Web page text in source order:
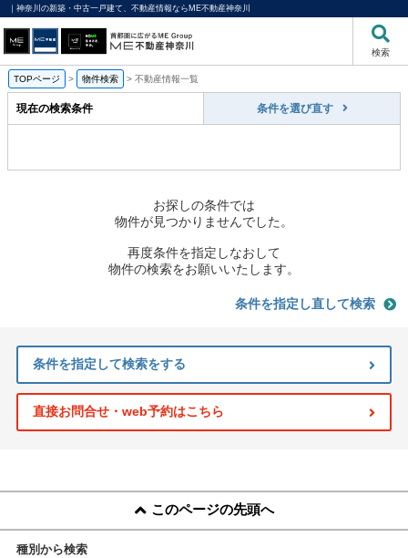
｜神奈川の新築・中古一戸建て、不動産情報ならME不動産神奈川
検索
TOPページ > 物件検索 > 不動産情報一覧
現在の検索条件 条件を選び直す
お探しの条件では
物件が見つかりませんでした。
再度条件を指定しなおして
物件の検索をお願いいたします。
条件を指定し直して検索
条件を指定して検索をする
直接お問合せ・web予約はこちら
このページの先頭へ
種別から検索